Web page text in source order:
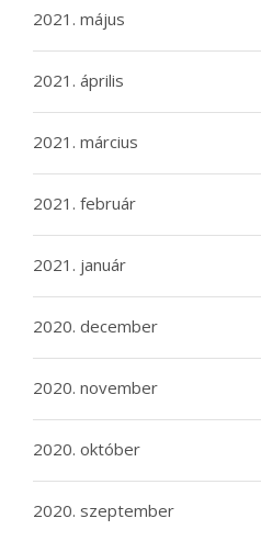
2021. május
2021. április
2021. március
2021. február
2021. január
2020. december
2020. november
2020. október
2020. szeptember